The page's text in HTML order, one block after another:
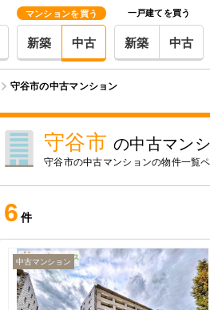
マンションを買う
新築 中古
一戸建てを買う
新築 中古
守谷市の中古マンション
守谷市 の中古マン
守谷市の中古マンションの物件一覧ペ
6 件
中古マンション